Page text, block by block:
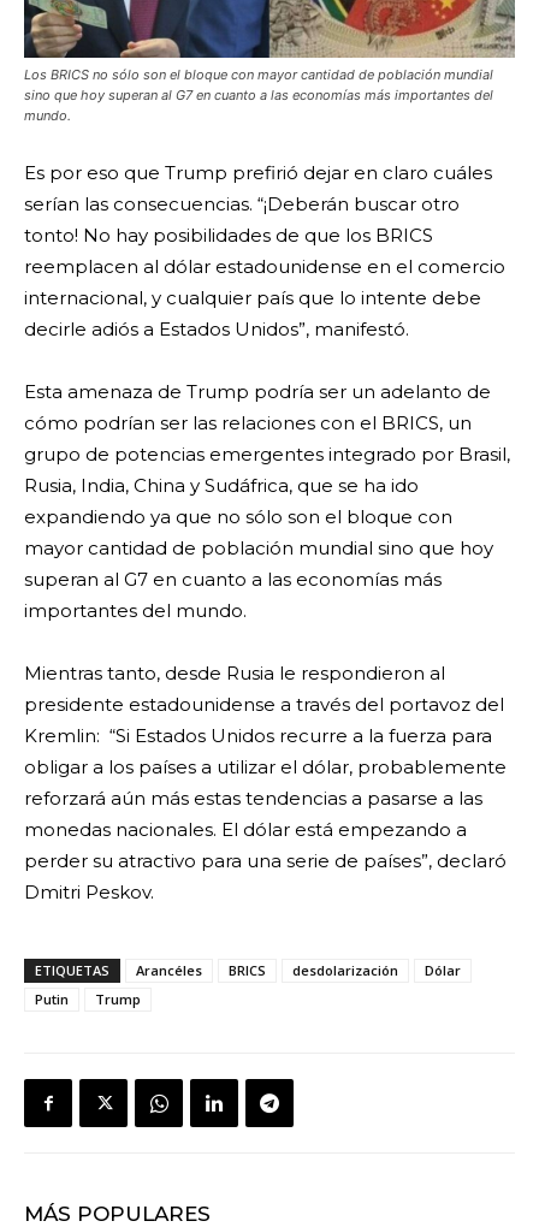
Los BRICS no sólo son el bloque con mayor cantidad de población mundial
sino que hoy superan al G7 en cuanto a las economías más importantes del
mundo.
Es por eso que Trump prefirió dejar en claro cuáles
serían las consecuencias. “¡Deberán buscar otro
tonto! No hay posibilidades de que los BRICS
reemplacen al dólar estadounidense en el comercio
internacional, y cualquier país que lo intente debe
decirle adiós a Estados Unidos”, manifestó.
Esta amenaza de Trump podría ser un adelanto de
cómo podrían ser las relaciones con el BRICS, un
grupo de potencias emergentes integrado por Brasil,
Rusia, India, China y Sudáfrica, que se ha ido
expandiendo ya que no sólo son el bloque con
mayor cantidad de población mundial sino que hoy
superan al G7 en cuanto a las economías más
importantes del mundo.
Mientras tanto, desde Rusia le respondieron al
presidente estadounidense a través del portavoz del
Kremlin: “Si Estados Unidos recurre a la fuerza para
obligar a los países a utilizar el dólar, probablemente
reforzará aún más estas tendencias a pasarse a las
monedas nacionales. El dólar está empezando a
perder su atractivo para una serie de países”, declaró
Dmitri Peskov.
ETIQUETAS Arancéles BRICS desdolarización
Dólar
Putin
Trump
MÁS POPULARES